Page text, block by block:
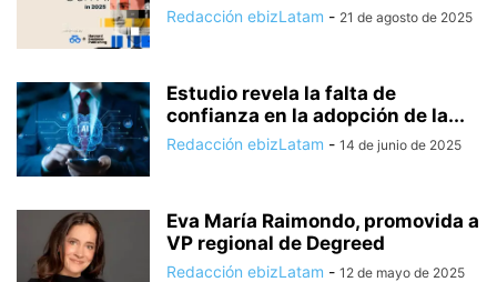
Redacción ebizLatam - 21 de agosto de 2025
Estudio revela la falta de
confianza en la adopción de la...
Redacción ebizLatam - 14 de junio de 2025
Eva María Raimondo, promovida a
VP regional de Degreed
Redacción ebizLatam - 12 de mayo de 2025